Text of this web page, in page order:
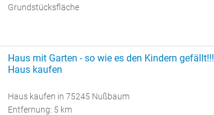
Grundstücksfläche
Haus mit Garten - so wie es den Kindern gefällt!!!
Haus kaufen
Haus kaufen in 75245 Nußbaum
Entfernung: 5 km